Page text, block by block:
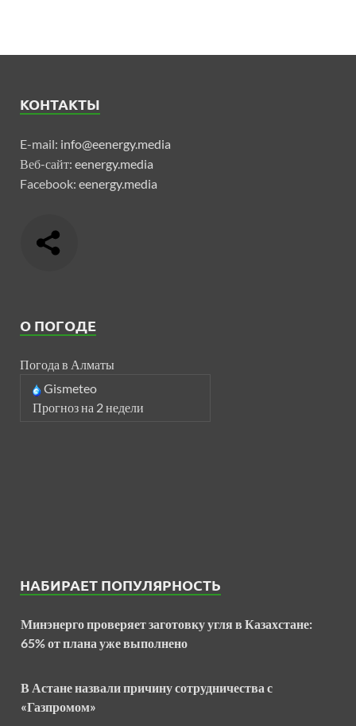
КОНТАКТЫ
E-mail: info@eenergy.media
Веб-сайт: eenergy.media
Facebook: eenergy.media
О ПОГОДЕ
Погода в Алматы
Gismeteo
Прогноз на 2 недели
НАБИРАЕТ ПОПУЛЯРНОСТЬ
Минэнерго проверяет заготовку угля в Казахстане:
65% от плана уже выполнено
В Астане назвали причину сотрудничества с
«Газпромом»